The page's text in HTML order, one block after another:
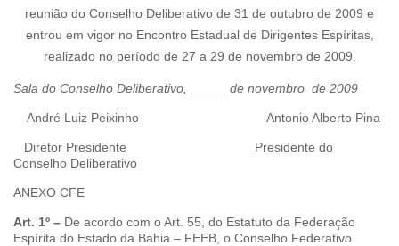
reunião do Conselho Deliberativo de 31 de outubro de 2009 e
entrou em vigor no Encontro Estadual de Dirigentes Espíritas,
realizado no período de 27 a 29 de novembro de 2009.
Sala do Conselho Deliberativo, _____ de novembro de 2009
André Luiz Peixinho Antonio Alberto Pina
Diretor Presidente Presidente do
Conselho Deliberativo
ANEXO CFE
Art. 1º – De acordo com o Art. 55, do Estatuto da Federação
Espírita do Estado da Bahia – FEEB, o Conselho Federativo